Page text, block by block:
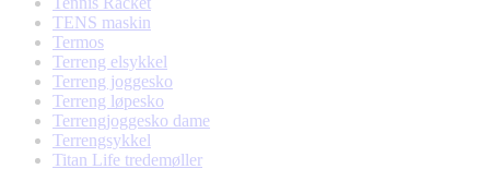
TENS maskin
Termos
Terreng elsykkel
Terreng joggesko
Terreng løpesko
Terrengjoggesko dame
Terrengsykkel
Titan Life tredemøller